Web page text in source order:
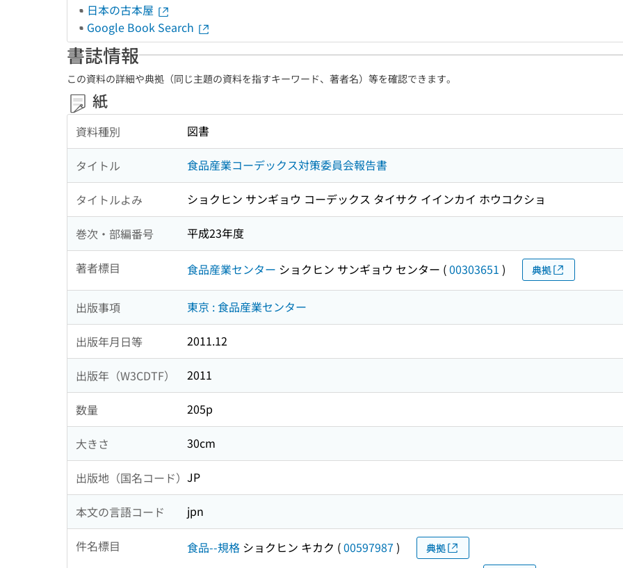
日本の古本屋
Google Book Search
書誌情報
この資料の詳細や典拠（同じ主題の資料を指すキーワード、著者名）等を確認できます。
紙
資料種別 図書
タイトル 食品産業コーデックス対策委員会報告書
タイトルよみ ショクヒン サンギョウ コーデックス タイサク イインカイ ホウコクショ
巻次・部編番号 平成23年度
著者標目 食品産業センター ショクヒン サンギョウ センター (00303651 ) 典拠
出版事項 東京 : 食品産業センター
出版年月日等 2011.12
出版年（W3CDTF） 2011
数量 205p
大きさ 30cm
出版地（国名コード） JP
本文の言語コード jpn
件名標目 食品--規格 ショクヒン キカク (00597987 ) 典拠